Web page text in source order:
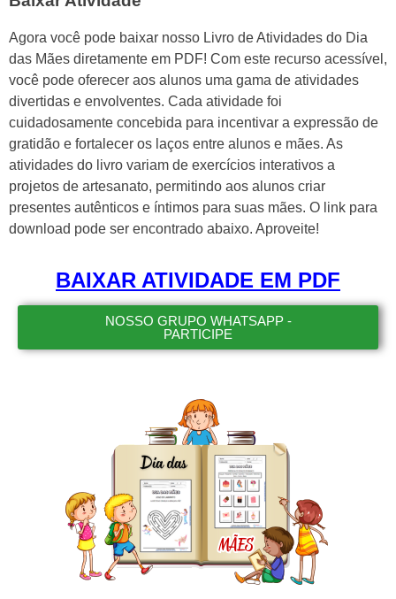
Agora você pode baixar nosso Livro de Atividades do Dia
das Mães diretamente em PDF! Com este recurso acessível,
você pode oferecer aos alunos uma gama de atividades
divertidas e envolventes. Cada atividade foi
cuidadosamente concebida para incentivar a expressão de
gratidão e fortalecer os laços entre alunos e mães. As
atividades do livro variam de exercícios interativos a
projetos de artesanato, permitindo aos alunos criar
presentes autênticos e íntimos para suas mães. O link para
download pode ser encontrado abaixo. Aproveite!
BAIXAR ATIVIDADE EM PDF
NOSSO GRUPO WHATSAPP -
PARTICIPE